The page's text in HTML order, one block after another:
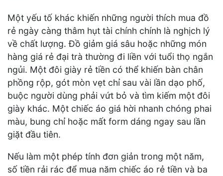
Một yếu tố khác khiến những người thích mua đồ
rẻ ngày càng thâm hụt tài chính chính là nghịch lý
về chất lượng. Đồ giảm giá sâu hoặc những món
hàng giá rẻ đại trà thường đi liền với tuổi thọ ngắn
ngủi. Một đôi giày rẻ tiền có thể khiến bàn chân
phồng rộp, gót mòn vẹt chỉ sau vài lần dạo phố,
buộc người dùng phải vứt bỏ và tìm kiếm một đôi
giày khác. Một chiếc áo giá hời nhanh chóng phai
màu, bung chỉ hoặc mất form dáng ngay sau lần
giặt đầu tiên.
Nếu làm một phép tính đơn giản trong một năm,
số tiền rải rác để mua năm chiếc áo rẻ tiền và ba